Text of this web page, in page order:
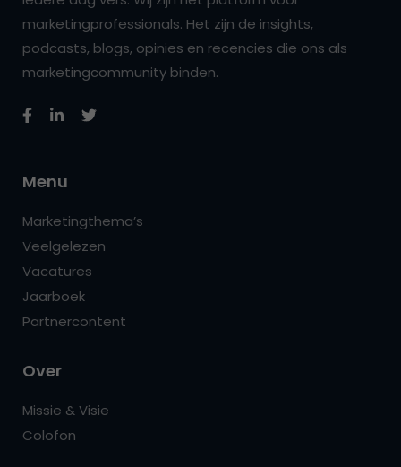
marketingprofessionals. Het zijn de insights,
podcasts, blogs, opinies en recencies die ons als
marketingcommunity binden.
Menu
Marketingthema’s
Veelgelezen
Vacatures
Jaarboek
Partnercontent
Over
Missie & Visie
Colofon